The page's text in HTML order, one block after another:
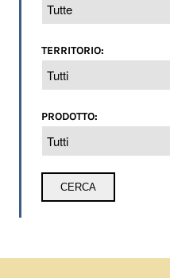
TERRITORIO:
PRODOTTO: